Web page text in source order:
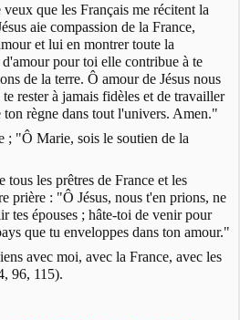
que les Français me récitent la
aie compassion de la France,
et lui en montrer toute la
pour toi elle contribue à te
de la terre. Ô amour de Jésus nous
rester à jamais fidèles et de travailler
règne dans tout l'univers. Amen."
; "Ô Marie, sois le soutien de la
les prêtres de France et les
prière : "Ô Jésus, nous t'en prions, ne
tes épouses ; hâte-toi de venir pour
que tu enveloppes dans ton amour."
avec moi, avec la France, avec les
96, 115).